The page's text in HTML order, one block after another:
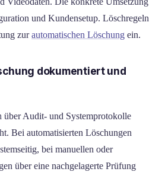
und Kundensetup. Löschregeln
zurautomatischen Löschung ein.
dokumentiert und
über Audit- und Systemprotokolle
Bei automatisierten Löschungen
bei manuellen oder
über eine nachgelagerte Prüfung